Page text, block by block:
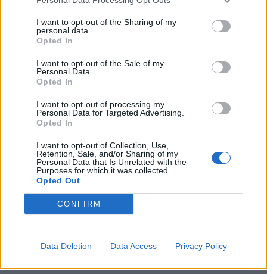
I want to opt-out of the Sharing of my
personal data.
Opted In
I want to opt-out of the Sale of my
Personal Data.
Opted In
I want to opt-out of processing my
Personal Data for Targeted Advertising.
Opted In
I want to opt-out of Collection, Use,
Retention, Sale, and/or Sharing of my
Personal Data that Is Unrelated with the
Purposes for which it was collected.
Opted Out
CONFIRM
Data Deletion Data Access Privacy Policy
Leonardo Maria Del Vecchio dall'ex compagna
in ospedale. Le dichiarazioni ai giornalisti